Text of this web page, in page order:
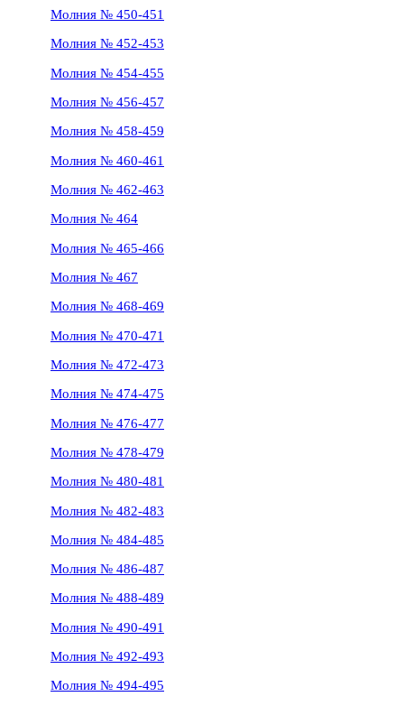
Молния № 450-451
Молния № 452-453
Молния № 454-455
Молния № 456-457
Молния № 458-459
Молния № 460-461
Молния № 462-463
Молния № 464
Молния № 465-466
Молния № 467
Молния № 468-469
Молния № 470-471
Молния № 472-473
Молния № 474-475
Молния № 476-477
Молния № 478-479
Молния № 480-481
Молния № 482-483
Молния № 484-485
Молния № 486-487
Молния № 488-489
Молния № 490-491
Молния № 492-493
Молния № 494-495